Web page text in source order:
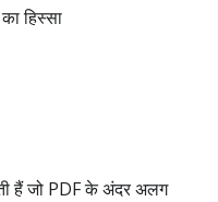
हिस्सा
हैं जो PDF के अंदर अलग